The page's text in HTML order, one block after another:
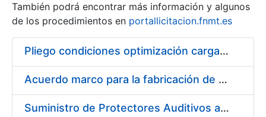
También podrá encontrar más información y algunos
de los procedimientos en portallicitacion.fnmt.es
Pliego condiciones optimización cargas compras firmado
Acuerdo marco para la fabricación de piezas
Suministro de Protectores Auditivos a medida para las personas trabajadoras de los Centros de Trabajo de Madrid y Burgos